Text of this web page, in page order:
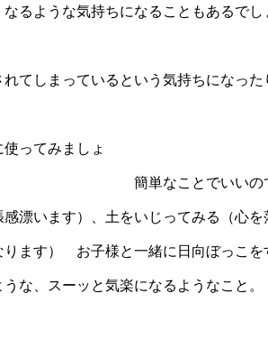
なるような気持ちになることもあ
ですから(笑)
てしまっているという気持ちになっ
もあります。 そ
ってみましょ
に腕を浸す（血
漂います）、土をいじってみる（心
ます） お子様と一緒に日向ぼっこ
な、スーッと気楽になるようなこと。